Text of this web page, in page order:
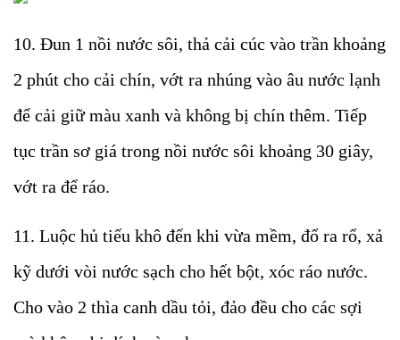
10. Đun 1 nồi nước sôi, thả cải cúc vào trần khoảng
2 phút cho cải chín, vớt ra nhúng vào âu nước lạnh
để cải giữ màu xanh và không bị chín thêm. Tiếp
tục trần sơ giá trong nồi nước sôi khoảng 30 giây,
vớt ra để ráo.
11. Luộc hủ tiếu khô đến khi vừa mềm, đổ ra rổ, xả
kỹ dưới vòi nước sạch cho hết bột, xóc ráo nước.
Cho vào 2 thìa canh dầu tỏi, đảo đều cho các sợi